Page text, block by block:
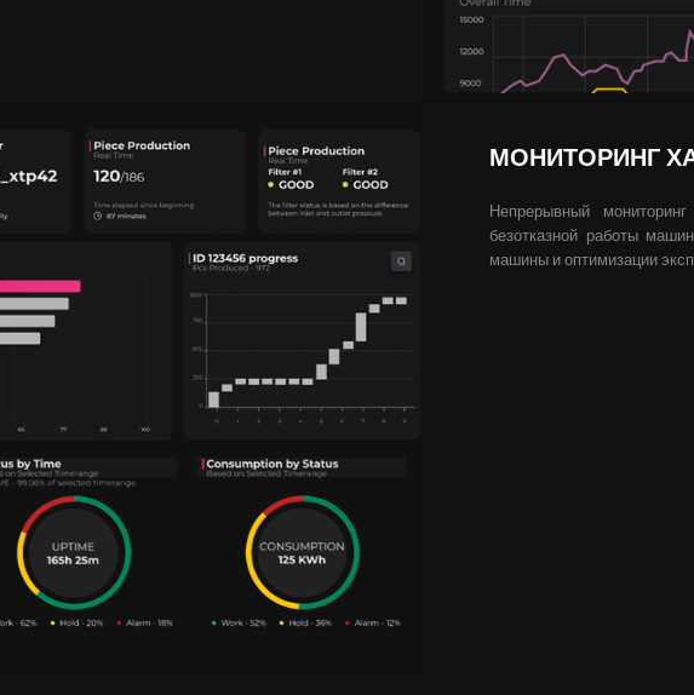
МОНИТОРИНГ
Непрерывный
безотказной работы
машины и оптимизации